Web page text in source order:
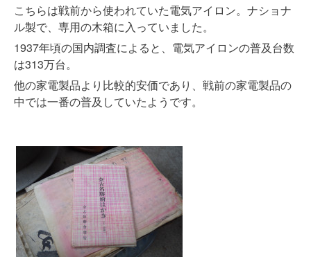
こちらは戦前から使われていた電気アイロン。 ナショナ
ル製で、専用の木箱に入っていました。
1937年頃の国内調査によると、電気アイロンの普及台数
は313万台。
他の家電製品より比較的安価であり、戦前の家電製品の
中では一番の普及していたようです。